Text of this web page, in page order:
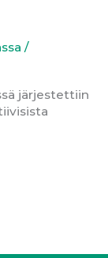
/
järjestettiin